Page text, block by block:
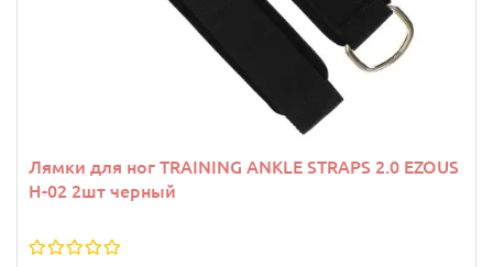
Лямки для ног TRAINING ANKLE STRAPS 2.0 EZOUS
H-02 2шт черный